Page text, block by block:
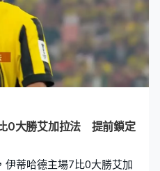
0大勝艾加拉法 提前鎖定
伊蒂哈德主場7比0大勝艾加